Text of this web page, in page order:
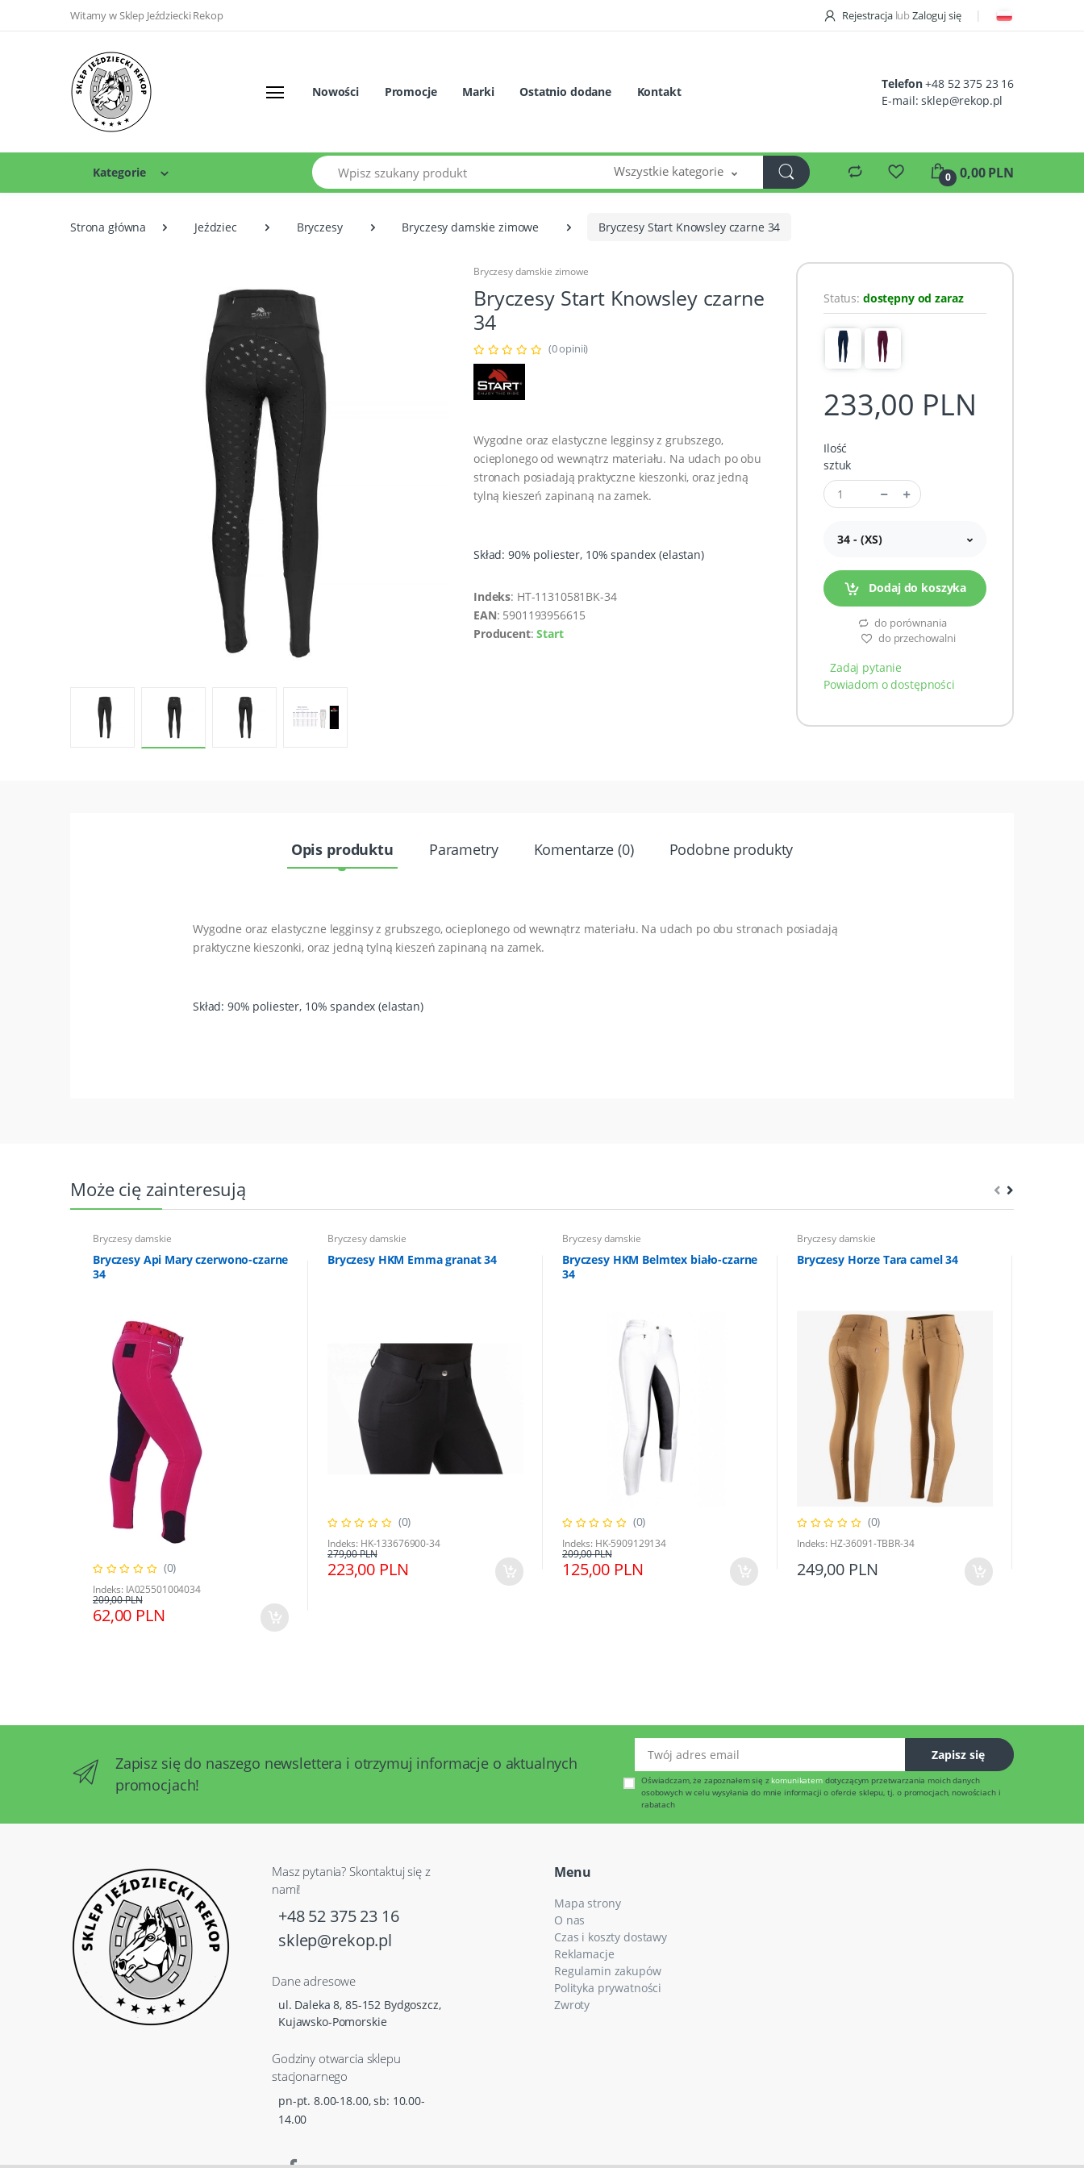
Witamy w Sklep Jeździecki Rekop Rejestracja lub Zaloguj się
Nowości Promocje Marki Ostatnio dodane Kontakt
Telefon +48 52 375 23 16
E-mail:sklep@rekop.pl
Kategorie
Szukaj Wszystkie kategorie 0 0,00 PLN
Strona główna Jeździec Bryczesy Bryczesy damskie zimowe Bryczesy Start Knowsley czarne 34
Bryczesy damskie zimowe
Bryczesy Start Knowsley czarne
34
(0 opinii)
Wygodne oraz elastyczne legginsy z grubszego,
ocieplonego od wewnątrz materiału. Na udach po obu
stronach posiadają praktyczne kieszonki, oraz jedną
tylną kieszeń zapinaną na zamek.
Skład: 90% poliester, 10% spandex (elastan)
Indeks: HT-11310581BK-34
EAN: 5901193956615
Producent:Start
Status: dostępny od zaraz
233,00 PLN
Ilość
sztuk
34 - (XS)
Dodaj do koszyka
do porównania
do przechowalni
Zadaj pytanie
Powiadom o dostępności
Opis produktu Parametry Komentarze (0) Podobne produkty
Wygodne oraz elastyczne legginsy z grubszego, ocieplonego od wewnątrz materiału. Na udach po obu stronach posiadają
praktyczne kieszonki, oraz jedną tylną kieszeń zapinaną na zamek.
Skład: 90% poliester, 10% spandex (elastan)
Może cię zainteresują
Bryczesy damskie
Bryczesy Api Mary czerwono-czarne
34
(0)
Indeks: IA025501004034
62,00 PLN
209,00 PLN
Bryczesy damskie
Bryczesy HKM Emma granat 34
(0)
Indeks: HK-133676900-34
223,00 PLN
279,00 PLN
Bryczesy damskie
Bryczesy HKM Belmtex biało-czarne
34
(0)
Indeks: HK-5909129134
125,00 PLN
209,00 PLN
Bryczesy damskie
Bryczesy Horze Tara camel 34
(0)
Indeks: HZ-36091-TBBR-34
249,00 PLN
Zapisz się do naszego newslettera i otrzymuj informacje o aktualnych
promocjach!
Zapisz się
Oświadczam, że zapoznałem się z komunikatemdotyczącym przetwarzania moich danych
osobowych w celu wysyłania do mnie informacji o ofercie sklepu, tj. o promocjach, nowościach i
rabatach
Masz pytania? Skontaktuj się z
nami!
+48 52 375 23 16
sklep@rekop.pl
Dane adresowe
ul. Daleka 8, 85-152 Bydgoszcz,
Kujawsko-Pomorskie
Godziny otwarcia sklepu
stacjonarnego
pn-pt. 8.00-18.00, sb: 10.00-
14.00
Menu
Mapa strony
O nas
Czas i koszty dostawy
Reklamacje
Regulamin zakupów
Polityka prywatności
Zwroty